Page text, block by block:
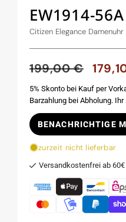
EW1914-56A
Citizen Elegance Damenuhr
Normaler
199,00 €
5% Skonto bei Kauf per
Barzahlung bei Abholung.
BENACHRICHTIGE
zurzeit nicht lieferbar
Versandkostenfrei ab 60€